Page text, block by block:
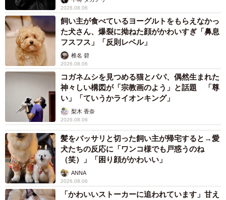
ダースを着た俺は『心配するな。お前の心の叫びが俺を呼
んだのだ』と北斗の拳みたいなことを言っていたと連れが
記憶していた」
◇ ◇
2026.08.06
飼い主が食べているヨーグルトをもらえなかっ
た犬さん、爆裂に拗ねた顔がかわいすぎ「鼻息
フスフス」「反則レベル」
椎名 碧
2026.08.06
コガネムシを見つめる猫とパパ、偶然生まれた
神々しい構図が「宗教画のよう」と話題 「尊
い」「ていうかライオンキング」
梨木 香奈
2026.08.06
髪をバッサリと切った飼い主が帰宅すると→愛
犬たちの反応に「ワンコ様でも戸惑うのね
（笑）」「困り顔がかわいい」
ANNA
2026.08.06
「かわいいストーカーに追われています」甘え